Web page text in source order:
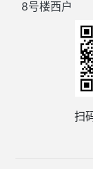
8号楼西户
扫